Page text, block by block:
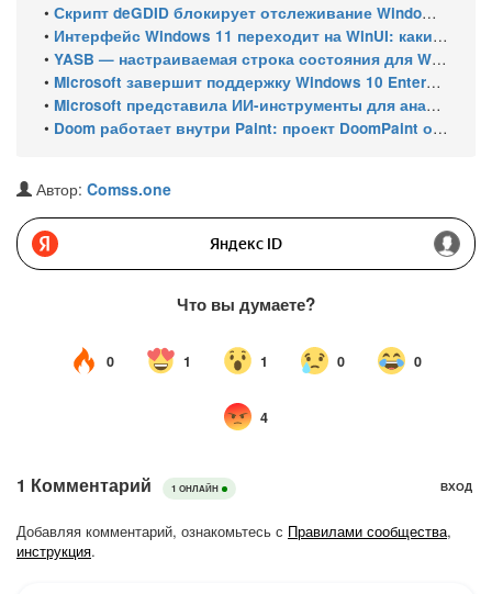
• Скрипт deGDID блокирует отслеживание Windows по глобальному идентификатору устройства
• Интерфейс Windows 11 переходит на WinUI: какие системные элементы обновит Microsoft
• YASB — настраиваемая строка состояния для Windows с виджетами и поддержкой нескольких мониторов
• Microsoft завершит поддержку Windows 10 Enterprise LTSC 2021 в январе 2027 года. ESU продлят обновления до января 2030 года
• Microsoft представила ИИ-инструменты для анализа производительности Windows: ETW MCP и WPA MCP
• Doom работает внутри Paint: проект DoomPaint от технического директора Microsoft Azure
Автор: Comss.one